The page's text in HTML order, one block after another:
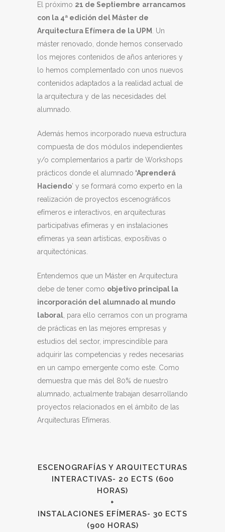
El próximo 21 de Septiembre arrancamos
con la 4ª edición del Máster de
Arquitectura Efímera de la UPM
. Un
máster renovado, donde hemos conservado
los mejores contenidos de años anteriores y
lo hemos complementado con unos nuevos
contenidos adaptados a la realidad actual de
la arquitectura y de las necesidades del
alumnado.
Además hemos incorporado nueva estructura
compuesta de dos módulos independientes
y/o complementarios a partir de Workshops
prácticos donde el alumnado ‘Aprenderá
Haciendo’ y se formará como experto en la
realización de proyectos escenográficos
efímeros e interactivos, en arquitecturas
participativas efímeras y en instalaciones
efímeras ya sean artísticas, expositivas o
arquitectónicas.
Entendemos que un Máster en Arquitectura
debe de tener como objetivo principal la
incorporación del alumnado al mundo
laboral , para ello cerramos con un programa
de prácticas en las mejores empresas y
estudios del sector, imprescindible para
adquirir las competencias y redes necesarias
en un campo emergente como este. Como
demuestra que más del 80% de nuestro
alumnado, actualmente trabajan desarrollando
proyectos relacionados en el ámbito de las
Arquitecturas Efímeras.
ESCENOGRAFÍAS Y ARQUITECTURAS
INTERACTIVAS- 20 ECTS (600
HORAS)
+
INSTALACIONES EFÍMERAS- 30 ECTS
(900 HORAS)